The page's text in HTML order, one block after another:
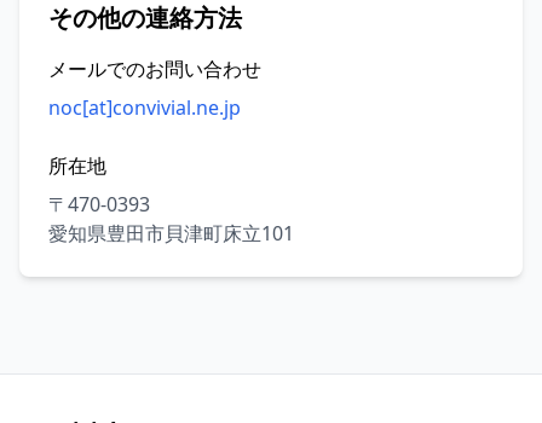
その他の連絡方法
メールでのお問い合わせ
noc[at]convivial.ne.jp
所在地
〒470-0393
愛知県豊田市貝津町床立101